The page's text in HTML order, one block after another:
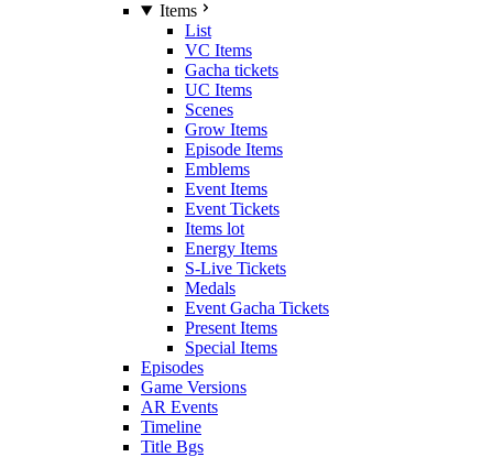
Items
List
VC Items
Gacha tickets
UC Items
Scenes
Grow Items
Episode Items
Emblems
Event Items
Event Tickets
Items lot
Energy Items
S-Live Tickets
Medals
Event Gacha Tickets
Present Items
Special Items
Episodes
Game Versions
AR Events
Timeline
Title Bgs